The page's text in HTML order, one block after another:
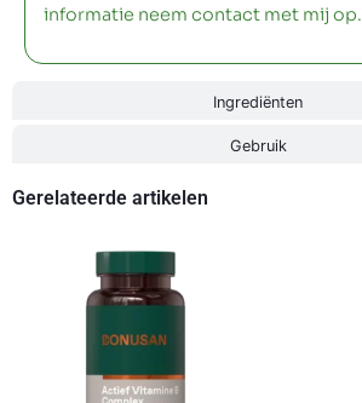
Ingrediënten
Gebruik
informatie neem contact met mij op.
Gerelateerde artikelen